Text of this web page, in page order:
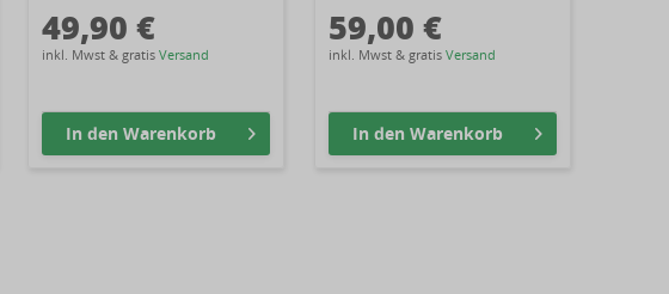
49,90 €
inkl. Mwst & gratis Versand
In den Warenkorb
59,00 €
inkl. Mwst & gratis Versand
In den Warenkorb